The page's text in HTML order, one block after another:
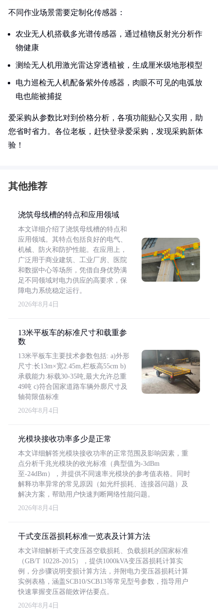
不同作业场景需要定制化传感器：
农业无人机搭载多光谱传感器，通过植物反射光分析作
物健康
测绘无人机用激光雷达穿透植被，生成厘米级地形模型
电力巡检无人机配备紫外传感器，肉眼不可见的电弧放
电也能被捕捉
爱采购从参数比对到价格分析，各项功能贴心又实用，助
您省时省力。各位老板，赶快登录爱采购，发现采购新体
验！
其他推荐
浇筑母线槽的特点和应用领域
本文详细介绍了浇筑母线槽的特点和
应用领域。其特点包括良好的电气、
机械、防火和防护性能。在应用上，
广泛用于商业建筑、工业厂房、医院
和数据中心等场所，凭借自身优势满
足不同领域对电力供应的高要求，保
障电力系统稳定运行。
2026年8月4日
13米平板车的标准尺寸和载重参
数
13米平板车主要技术参数包括: a)外形
尺寸:长13m×宽2.45m,栏板高55cm b)
承载能力:标载30-35吨,最大允许总重
49吨 c)符合国家道路车辆外廓尺寸及
轴荷限值标准
2026年8月4日
光模块接收功率多少是正常
本文详细解答光模块接收功率的正常范围及影响因素，重
点分析千兆光模块的收光标准（典型值为-3dBm
至-24dBm），并提供不同速率光模块的参考值表格。同时
解释功率异常的常见原因（如光纤损耗、连接器问题）及
解决方案，帮助用户快速判断网络性能问题。
2026年8月4日
干式变压器损耗标准一览表及计算方法
本文详细解析干式变压器空载损耗、负载损耗的国家标准
（GB/T 10228-2015），提供1000kVA变压器损耗计算实
例，分步骤说明变损计算方法，并附电力变压器损耗计算
实例表格，涵盖SCB10/SCB13等常见型号参数，指导用户
快速掌握变压器能效评估要点。
2026年8月4日